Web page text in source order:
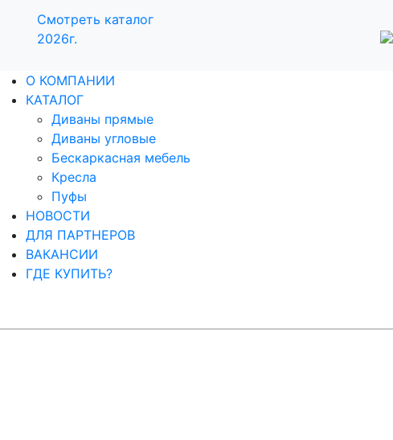
Смотреть каталог
2026г.
О КОМПАНИИ
КАТАЛОГ
Диваны прямые
Диваны угловые
Бескаркасная мебель
Кресла
Пуфы
НОВОСТИ
ДЛЯ ПАРТНЕРОВ
ВАКАНСИИ
ГДЕ КУПИТЬ?